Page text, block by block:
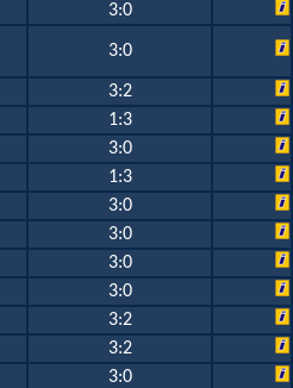
3:0
3:0
3:2
1:3
3:0
1:3
3:0
3:0
3:0
3:0
3:2
3:2
3:0